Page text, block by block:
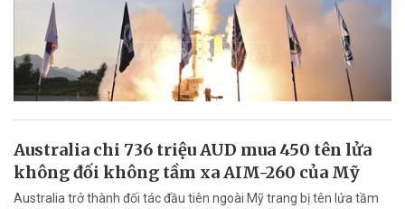
Australia chi 736 triệu AUD mua 450 tên lửa
không đối không tầm xa AIM-260 của Mỹ
Australia trở thành đối tác đầu tiên ngoài Mỹ trang bị tên lửa tầm